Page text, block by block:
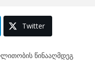
Twitter
წინააღმდეგ